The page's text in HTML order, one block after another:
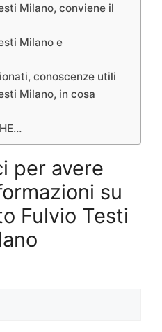
Milano, conviene il
Milano e
conoscenze utili
Milano, in cosa
per avere
su
Fulvio Testi